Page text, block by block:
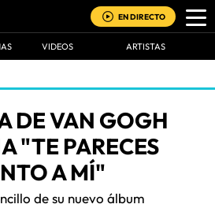
EN DIRECTO
VIDEOS ARTISTAS
DE VAN GOGH
"TE PARECES
A MÍ"
de su nuevo álbum